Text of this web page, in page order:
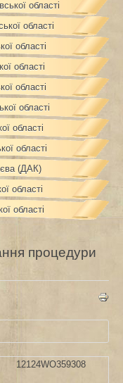
області
області
області
області
області
області
області
області
(ДАК)
області
області
процедури
12124WO359308